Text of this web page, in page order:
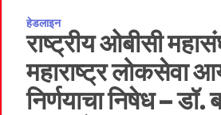
हेडलाइन
राष्ट्रीय ओबीसी
महाराष्ट्र लोकसेवा
निर्णयाचा निषेध – डॉ.